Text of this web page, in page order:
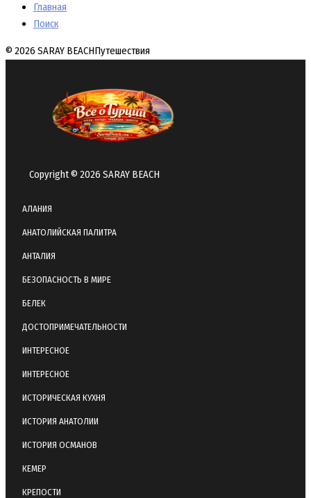
Главная
Поиск
© 2026 SARAY BEACHПутешествия
Copyright © 2026 SARAY BEACH
АЛАНИЯ
АНАТОЛИЙСКАЯ ПАЛИТРА
АНТАЛИЯ
БЕЗОПАСНОСТЬ В МИРЕ
БЕЛЕК
ДОСТОПРИМЕЧАТЕЛЬНОСТИ
ИНТЕРЕСНОЕ
ИНТЕРЕСНОЕ
ИСТОРИЧЕСКАЯ КУХНЯ
ИСТОРИЯ АНАТОЛИИ
ИСТОРИЯ ОСМАНОВ
КЕМЕР
КРЕПОСТИ